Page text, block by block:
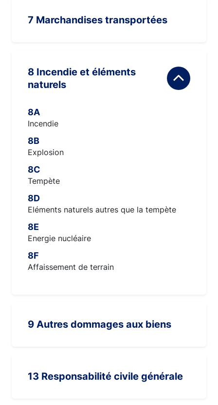
7 Marchandises transportées
8 Incendie et éléments
naturels
8A
Incendie
8B
Explosion
8C
Tempète
8D
Eléments naturels autres que la tempète
8E
Energie nucléaire
8F
Affaissement de terrain
9 Autres dommages aux biens
13 Responsabilité civile générale